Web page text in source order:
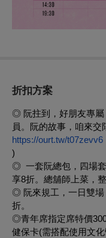
折扣方案
◎ 阮拄到，好朋友專
員。阮的故事，咱來
https://ourt.tw/t07zevv6
)
◎ 一套阮總包，四場
享8折。總舖師上菜，整
◎ 阮來規工，一日雙
折。
◎青年席指定席特價
健保卡(需搭配使用文化